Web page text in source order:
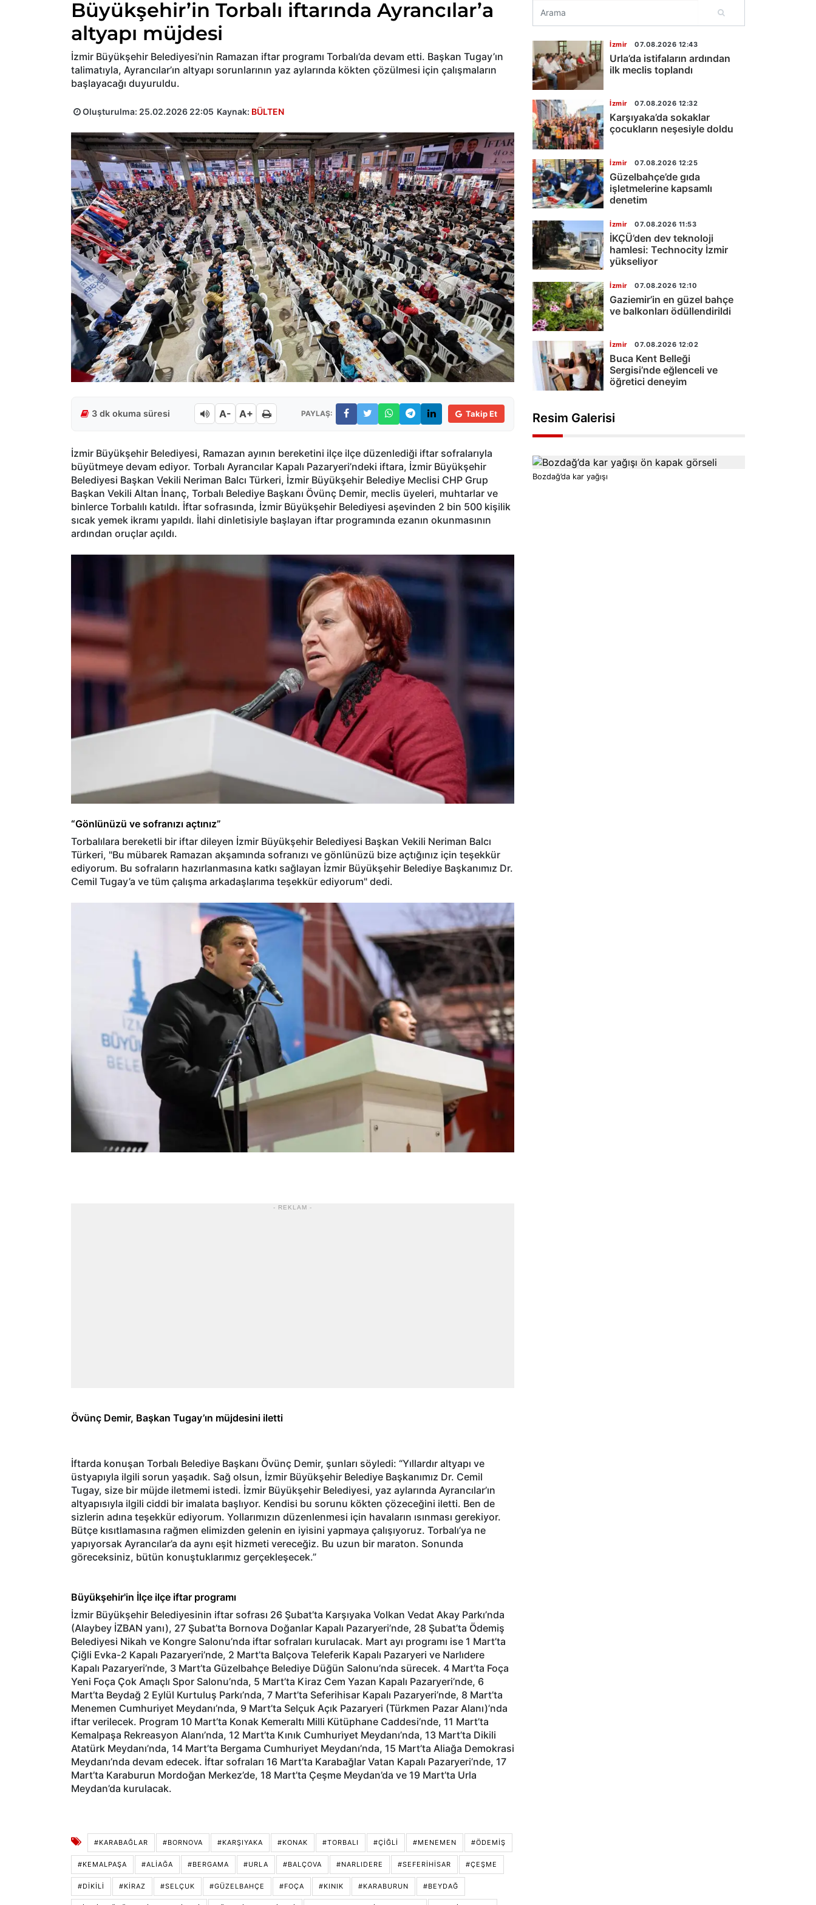
Büyükşehir’in Torbalı iftarında Ayrancılar’a
altyapı müjdesi
İzmir Büyükşehir Belediyesi’nin Ramazan iftar programı Torbalı’da devam etti. Başkan Tugay’ın
talimatıyla, Ayrancılar’ın altyapı sorunlarının yaz aylarında kökten çözülmesi için çalışmaların
başlayacağı duyuruldu.
Oluşturulma: 25.02.2026 22:05 Kaynak: BÜLTEN
3 dk okuma süresi A- A+ PAYLAŞ: Takip Et
İzmir Büyükşehir Belediyesi, Ramazan ayının bereketini ilçe ilçe düzenlediği iftar sofralarıyla
büyütmeye devam ediyor. Torbalı Ayrancılar Kapalı Pazaryeri’ndeki iftara, İzmir Büyükşehir
Belediyesi Başkan Vekili Neriman Balcı Türkeri, İzmir Büyükşehir Belediye Meclisi CHP Grup
Başkan Vekili Altan İnanç, Torbalı Belediye Başkanı Övünç Demir, meclis üyeleri, muhtarlar ve
binlerce Torbalılı katıldı. İftar sofrasında, İzmir Büyükşehir Belediyesi aşevinden 2 bin 500 kişilik
sıcak yemek ikramı yapıldı. İlahi dinletisiyle başlayan iftar programında ezanın okunmasının
ardından oruçlar açıldı.
“Gönlünüzü ve sofranızı açtınız”
Torbalılara bereketli bir iftar dileyen İzmir Büyükşehir Belediyesi Başkan Vekili Neriman Balcı
Türkeri, "Bu mübarek Ramazan akşamında sofranızı ve gönlünüzü bize açtığınız için teşekkür
ediyorum. Bu sofraların hazırlanmasına katkı sağlayan İzmir Büyükşehir Belediye Başkanımız Dr.
Cemil Tugay’a ve tüm çalışma arkadaşlarıma teşekkür ediyorum" dedi.
- REKLAM -
Övünç Demir, Başkan Tugay’ın müjdesini iletti
İftarda konuşan Torbalı Belediye Başkanı Övünç Demir, şunları söyledi: “Yıllardır altyapı ve
üstyapıyla ilgili sorun yaşadık. Sağ olsun, İzmir Büyükşehir Belediye Başkanımız Dr. Cemil
Tugay, size bir müjde iletmemi istedi. İzmir Büyükşehir Belediyesi, yaz aylarında Ayrancılar’ın
altyapısıyla ilgili ciddi bir imalata başlıyor. Kendisi bu sorunu kökten çözeceğini iletti. Ben de
sizlerin adına teşekkür ediyorum. Yollarımızın düzenlenmesi için havaların ısınması gerekiyor.
Bütçe kısıtlamasına rağmen elimizden gelenin en iyisini yapmaya çalışıyoruz. Torbalı’ya ne
yapıyorsak Ayrancılar’a da aynı eşit hizmeti vereceğiz. Bu uzun bir maraton. Sonunda
göreceksiniz, bütün konuştuklarımız gerçekleşecek.”
Büyükşehir'in İlçe ilçe iftar programı
İzmir Büyükşehir Belediyesinin iftar sofrası 26 Şubat’ta Karşıyaka Volkan Vedat Akay Parkı’nda
(Alaybey İZBAN yanı), 27 Şubat’ta Bornova Doğanlar Kapalı Pazaryeri’nde, 28 Şubat’ta Ödemiş
Belediyesi Nikah ve Kongre Salonu’nda iftar sofraları kurulacak. Mart ayı programı ise 1 Mart’ta
Çiğli Evka-2 Kapalı Pazaryeri’nde, 2 Mart’ta Balçova Teleferik Kapalı Pazaryeri ve Narlıdere
Kapalı Pazaryeri’nde, 3 Mart’ta Güzelbahçe Belediye Düğün Salonu’nda sürecek. 4 Mart’ta Foça
Yeni Foça Çok Amaçlı Spor Salonu’nda, 5 Mart’ta Kiraz Cem Yazan Kapalı Pazaryeri’nde, 6
Mart’ta Beydağ 2 Eylül Kurtuluş Parkı’nda, 7 Mart’ta Seferihisar Kapalı Pazaryeri’nde, 8 Mart’ta
Menemen Cumhuriyet Meydanı’nda, 9 Mart’ta Selçuk Açık Pazaryeri (Türkmen Pazar Alanı)’nda
iftar verilecek. Program 10 Mart’ta Konak Kemeraltı Milli Kütüphane Caddesi’nde, 11 Mart’ta
Kemalpaşa Rekreasyon Alanı’nda, 12 Mart’ta Kınık Cumhuriyet Meydanı’nda, 13 Mart’ta Dikili
Atatürk Meydanı’nda, 14 Mart’ta Bergama Cumhuriyet Meydanı’nda, 15 Mart’ta Aliağa Demokrasi
Meydanı’nda devam edecek. İftar sofraları 16 Mart’ta Karabağlar Vatan Kapalı Pazaryeri’nde, 17
Mart’ta Karaburun Mordoğan Merkez’de, 18 Mart’ta Çeşme Meydan’da ve 19 Mart’ta Urla
Meydan’da kurulacak.
#KARABAĞLAR #BORNOVA #KARŞIYAKA #KONAK #TORBALI #ÇIĞLI #MENEMEN #ÖDEMIŞ
#KEMALPAŞA #ALIAĞA #BERGAMA #URLA #BALÇOVA #NARLIDERE #SEFERIHISAR #ÇEŞME
#DIKILI #KIRAZ #SELÇUK #GÜZELBAHÇE #FOÇA #KINIK #KARABURUN #BEYDAĞ
İzmir 07.08.2026 12:43
Urla’da istifaların ardından
ilk meclis toplandı
İzmir 07.08.2026 12:32
Karşıyaka’da sokaklar
çocukların neşesiyle doldu
İzmir 07.08.2026 12:25
Güzelbahçe’de gıda
işletmelerine kapsamlı
denetim
İzmir 07.08.2026 11:53
İKÇÜ’den dev teknoloji
hamlesi: Technocity İzmir
yükseliyor
İzmir 07.08.2026 12:10
Gaziemir’in en güzel bahçe
ve balkonları ödüllendirildi
İzmir 07.08.2026 12:02
Buca Kent Belleği
Sergisi’nde eğlenceli ve
öğretici deneyim
Resim Galerisi
Bozdağ’da kar yağışı